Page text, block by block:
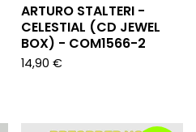
ARTURO STALTERI -
CELESTIAL (CD JEWEL
BOX) - COM1566-2
14,90 €